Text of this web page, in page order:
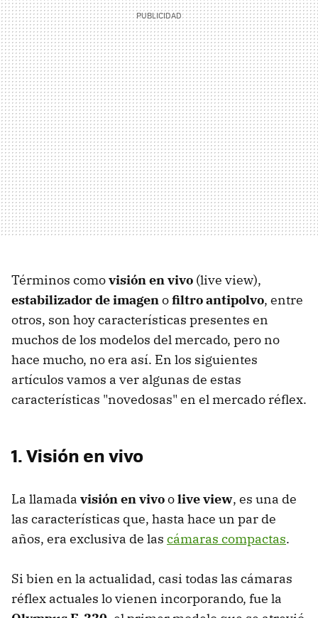
Términos comovisión en vivo (live view),
estabilizador de imagenofiltro antipolvo, entre
otros, son hoy características presentes en
muchos de los modelos del mercado, pero no
hace mucho, no era así. En los siguientes
artículos vamos a ver algunas de estas
características "novedosas" en el mercado réflex.
1. Visión en vivo
La llamada visión en vivoolive view, es una de
las características que, hasta hace un par de
años, era exclusiva de las cámaras compactas.
Si bien en la actualidad, casi todas las cámaras
réflex actuales lo vienen incorporando, fue la